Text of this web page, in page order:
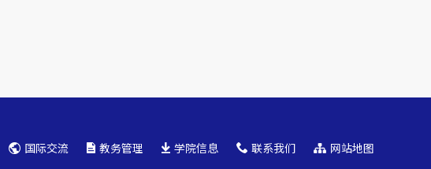
国际交流 教务管理 学院信息 联系我们 网站地图